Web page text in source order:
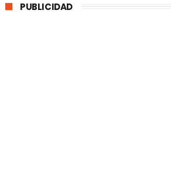
PUBLICIDAD